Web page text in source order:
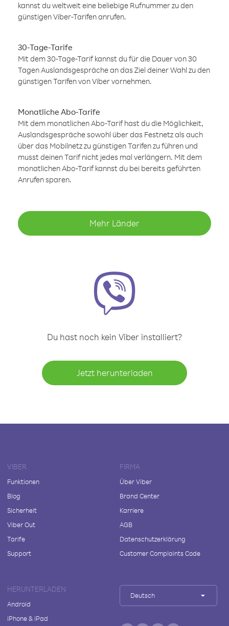
kannst du weltweit eine beliebige Rufnummer zu den
günstigen Viber-Tarifen anrufen.
30-Tage-Tarife
Mit dem 30-Tage-Tarif kannst du für die Dauer von 30
Tagen Auslandsgespräche an das Ziel deiner Wahl zu den
günstigen Tarifen von Viber vornehmen.
Monatliche Abo-Tarife
Mit dem monatlichen Abo-Tarif hast du die Möglichkeit,
Auslandsgespräche sowohl über das Festnetz als auch
über das Mobilnetz zu günstigen Tarifen zu führen und
musst deinen Tarif nicht jedes mal verlängern. Mit dem
monatlichen Abo-Tarif kannst du bei bereits geführten
Anrufen sparen.
Mehr Länder
Du hast noch kein Viber installiert?
Jetzt herunterladen
VIBER
Funktionen
Blog
Sicherheit
Viber Out
Tarife
Support
FIRMA
Über Viber
Brand Center
Karriere
AGB
Datenschutzerklärung
Customer Complaints Code
HERUNTERLADEN
Android
iPhone & iPad
Deutsch